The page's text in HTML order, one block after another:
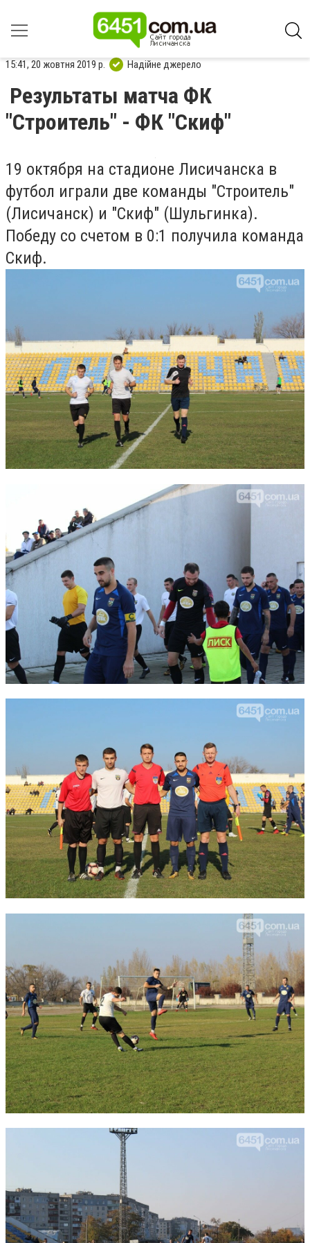
15:41, 20 жовтня 2019 р. Надійне джерело
Результаты матча ФК
"Строитель" - ФК "Скиф"
19 октября на стадионе Лисичанска в
футбол играли две команды "Строитель"
(Лисичанск) и "Скиф" (Шульгинка).
Победу со счетом в 0:1 получила команда
Скиф.